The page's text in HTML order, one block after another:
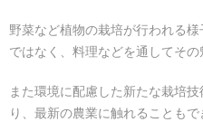
野菜など植物の栽培が行われる
ではなく、料理などを通してその
また環境に配慮した新たな栽培
り、最新の農業に触れることもで